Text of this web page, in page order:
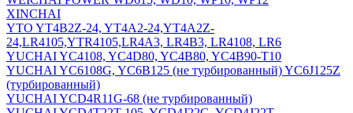
XINCHAI
YTO YT4B2Z-24, YT4A2-24,YT4A2Z-
24,LR4105,YTR4105,LR4A3, LR4B3, LR4108, LR6
YUCHAI YC4108, YC4D80, YC4B80, YC4B90-T10
YUCHAI YC6108G, YC6B125 (не турбированный) YC6J125Z
(турбированный)
YUCHAI YCD4R11G-68 (не турбированный)